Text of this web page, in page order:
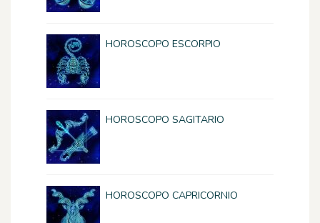
HOROSCOPO ESCORPIO
HOROSCOPO SAGITARIO
HOROSCOPO CAPRICORNIO